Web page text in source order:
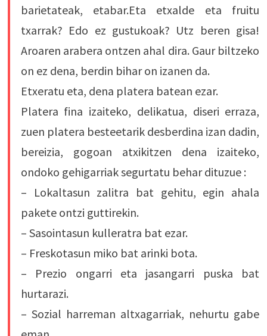
barietateak, etabar.Eta etxalde eta fruitu
txarrak? Edo ez gustukoak? Utz beren gisa!
Aroaren arabera ontzen ahal dira. Gaur biltzeko
on ez dena, berdin bihar on izanen da.
Etxeratu eta, dena platera batean ezar.
Platera fina izaiteko, delikatua, diseri erraza,
zuen platera besteetarik desberdina izan dadin,
bereizia, gogoan atxikitzen dena izaiteko,
ondoko gehigarriak segurtatu behar dituzue :
– Lokaltasun zalitra bat gehitu, egin ahala
pakete ontzi guttirekin.
– Sasointasun kulleratra bat ezar.
– Freskotasun miko bat arinki bota.
– Prezio ongarri eta jasangarri puska bat
hurtarazi.
– Sozial harreman altxagarriak, nehurtu gabe